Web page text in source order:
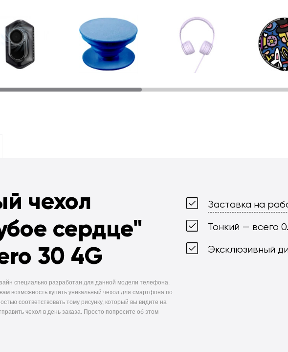
чехол
сердце"
30 4G
специально разработан для данной модели телефона.
возможность купить уникальный чехол для смартфона по
соответствовать тому рисунку, который вы видите на
чехол в день заказа. Просто попросите об этом
Заставка на
Тонкий — всего
Эксклюзивный